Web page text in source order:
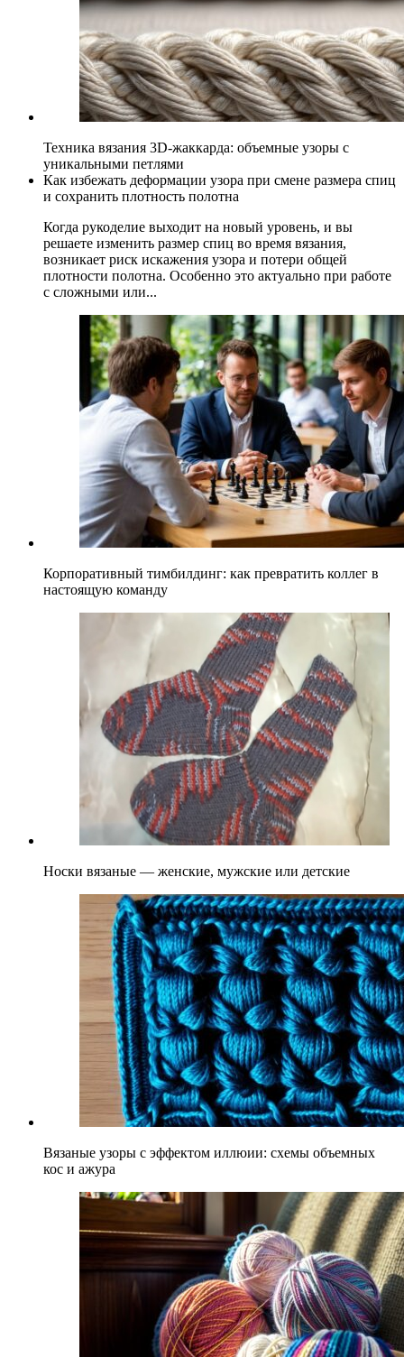
Техника вязания 3D-жаккарда: объемные узоры с
уникальными петлями
Как избежать деформации узора при смене размера спиц
и сохранить плотность полотна
Когда рукоделие выходит на новый уровень, и вы
решаете изменить размер спиц во время вязания,
возникает риск искажения узора и потери общей
плотности полотна. Особенно это актуально при работе
с сложными или...
Корпоративный тимбилдинг: как превратить коллег в
настоящую команду
Носки вязаные — женские, мужские или детские
Вязаные узоры с эффектом иллюии: схемы объемных
кос и ажура